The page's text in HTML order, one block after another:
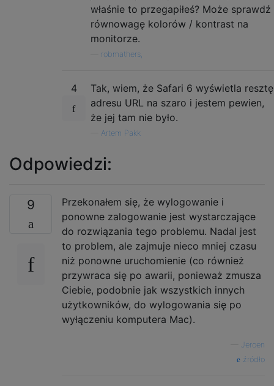
właśnie to przegapiłeś? Może sprawdź
równowagę kolorów / kontrast na
monitorze.
robmathers,
4
Tak, wiem, że Safari 6 wyświetla resztę
adresu URL na szaro i jestem pewien,
że jej tam nie było.
Artem Pakk
Odpowiedzi:
9
Przekonałem się, że wylogowanie i
ponowne zalogowanie jest wystarczające
do rozwiązania tego problemu. Nadal jest
to problem, ale zajmuje nieco mniej czasu
niż ponowne uruchomienie (co również
przywraca się po awarii, ponieważ zmusza
Ciebie, podobnie jak wszystkich innych
użytkowników, do wylogowania się po
wyłączeniu komputera Mac).
Jeroen
źródło